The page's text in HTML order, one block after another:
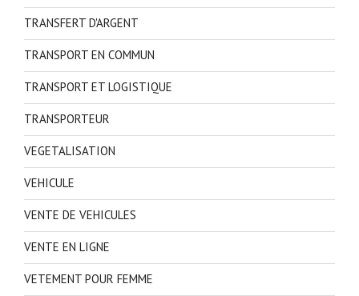
TRANSFERT D'ARGENT
TRANSPORT EN COMMUN
TRANSPORT ET LOGISTIQUE
TRANSPORTEUR
VEGETALISATION
VEHICULE
VENTE DE VEHICULES
VENTE EN LIGNE
VETEMENT POUR FEMME